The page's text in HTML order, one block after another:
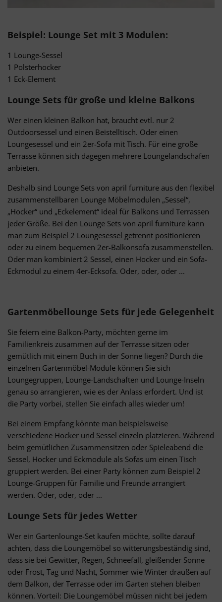
Beispiel: Lounge Set mit 3 Modulen:
1 Lounge-Sessel
1 Polsterhocker
1 Eck-Element
Lounge Sets für große und kleine Balkons
Wer einen kleinen Balkon hat, braucht evtl. nur 2
Outdoorsessel und einen Beistelltisch. Oder einen
Loungesessel und ein 2er-Sofa mit Tisch. Für eine große
Terrasse können sich dagegen mehrere Loungelandschafen
anbieten.
Deshalb sind Lounge Sets von april furniture aus den flexibel
zusammenstellbaren Lounge Möbelmodulen „Sessel“,
„Hocker“ und „Eckelement“ ideal für Balkons und Terrassen
jeder Größe. Bei den Lounge Sets von april furniture kann
man zum Beispiel 2 Loungesessel getrennt positionieren
oder zu einem bequemen 2er-Balkonsofa zusammenstellen.
Oder man kombiniert 2 Sessel, einen Hocker und ein Sofa-
Eckmodul zu einem 4er-Ecksofa. Oder, oder, oder ...
Gartenmöbellounge Sets für jede Gelegenheit
Sie feiern eine Balkon-Party, möchten gerne im
Familienkreis zusammen auf der Terrasse sitzen oder
gemütlich mit einem Buch in der Sonne liegen? Durch die
einzelnen Gartenmöbel-Module können Sie sich
Loungegruppen, Lounge-Landschaften und Lounge-Inseln
genau so arrangieren, wie es der Anlass erfordert. Und ist
die Party vorbei, stellen Sie einfach alles wieder um!
Bei einem Empfang könnte man beispielsweise
verschiedene Hocker und Sessel einzeln platzieren. Während
beim gemütlichen Zusammensitzen oder Spieleabend die
Sessel, Hocker und Eckmodule als Sofas um einen Tisch
gruppiert werden. Bei einer Party können zum Beispiel 2
Lounge-Gruppen für Familie und Freunde arrangiert
werden. Oder, oder, oder ...
Lounge Sets für jedes Wetter
Wer ein Gartenlounge-Set kaufen möchte, sollte darauf
achten, dass die Loungemöbel so witterungsbeständig sind,
dass sie bei Gewitter, Regen, Schneefall, gleißender Sonne
oder Frost, Tag und Nacht, Sommer wie Winter draußen auf
dem Balkon, der Terrasse oder im Garten stehen bleiben
können. Vorteil: Die Loungemöbel müssen nicht bei jedem